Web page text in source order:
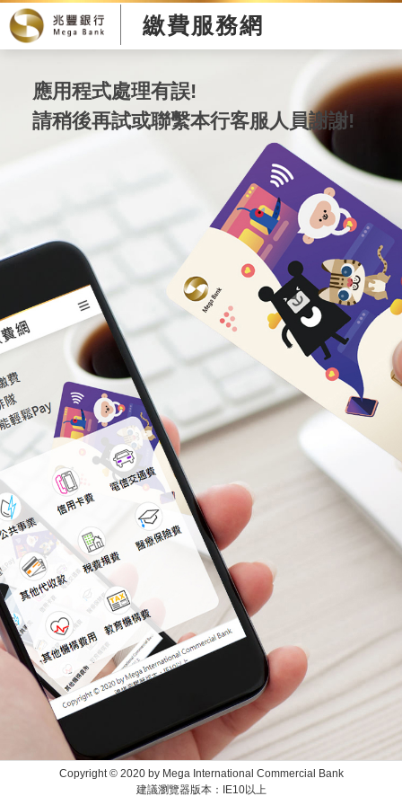
繳費服務網
應用程式處理有誤!
請稍後再試或聯繫本行客服人員謝謝!
Copyright © 2020 by Mega International Commercial Bank
建議瀏覽器版本：IE10以上